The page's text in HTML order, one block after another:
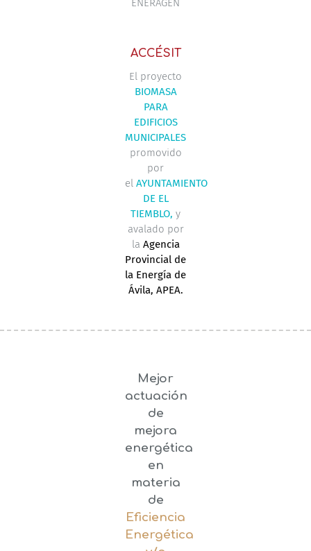
ENERAGEN
ACCÉSIT
El proyecto
BIOMASA
PARA
EDIFICIOS
MUNICIPALES
promovido
por
el AYUNTAMIENTO
DE EL
TIEMBLO, y
avalado por
la Agencia
Provincial de
la Energía de
Ávila, APEA.
Mejor
actuación
de
mejora
energética
en
materia
de
Eficiencia
Energética